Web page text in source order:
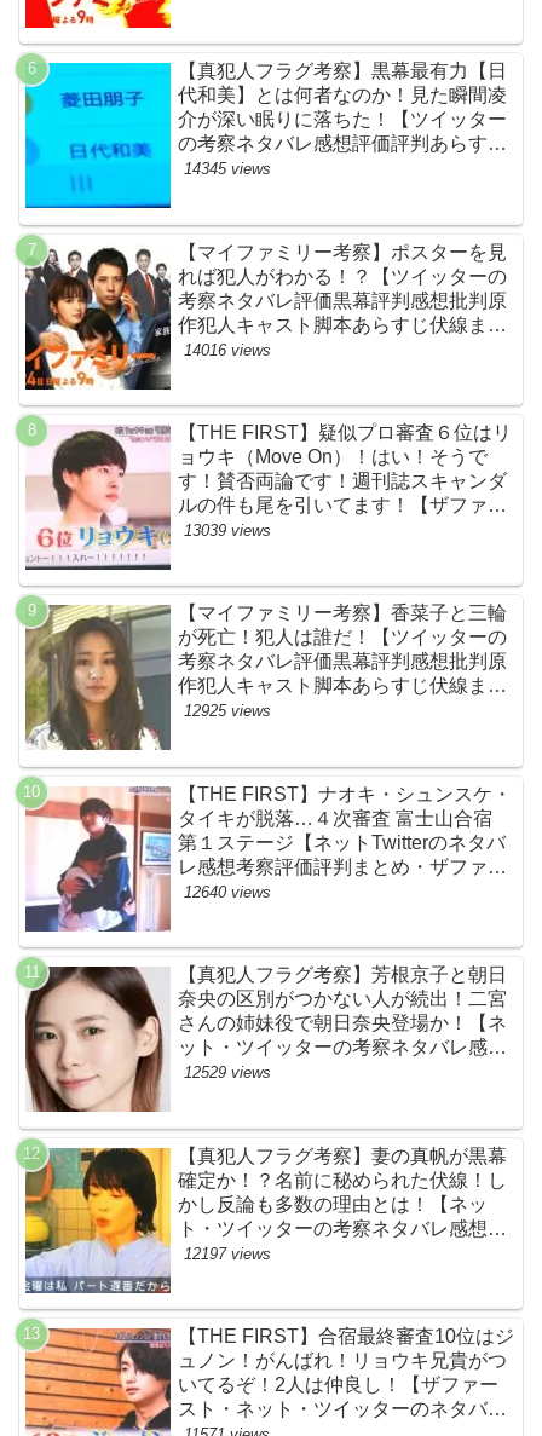
【真犯人フラグ考察】黒幕最有力【日
代和美】とは何者なのか！見た瞬間凌
介が深い眠りに落ちた！【ツイッター
の考察ネタバレ感想評価評判あらすじ
原作犯人キャスト黒幕伏線まとめ】
14345 views
【マイファミリー考察】ポスターを見
れば犯人がわかる！？【ツイッターの
考察ネタバレ評価黒幕評判感想批判原
作犯人キャスト脚本あらすじ伏線まと
め】
14016 views
【THE FIRST】疑似プロ審査６位はリ
ョウキ（Move On）！はい！そうで
す！賛否両論です！週刊誌スキャンダ
ルの件も尾を引いてます！【ザファー
スト・ネットのネタバレ感想考察まと
13039 views
【マイファミリー考察】香菜子と三輪
が死亡！犯人は誰だ！【ツイッターの
考察ネタバレ評価黒幕評判感想批判原
作犯人キャスト脚本あらすじ伏線まと
め】
12925 views
【THE FIRST】ナオキ・シュンスケ・
タイキが脱落…４次審査 富士山合宿
第１ステージ【ネットTwitterのネタバ
レ感想考察評価評判まとめ・ザファー
スト・スッキリ・BE:FIRST・ビーフ
12640 views
【真犯人フラグ考察】芳根京子と朝日
奈央の区別がつかない人が続出！二宮
さんの姉妹役で朝日奈央登場か！【ネ
ット・ツイッターの考察ネタバレ感想
評価評判あらすじ原作犯人キャスト黒
12529 views
【真犯人フラグ考察】妻の真帆が黒幕
確定か！？名前に秘められた伏線！し
かし反論も多数の理由とは！【ネッ
ト・ツイッターの考察ネタバレ感想評
価評判あらすじ原作犯人キャスト黒幕
12197 views
【THE FIRST】合宿最終審査10位はジ
ュノン！がんばれ！リョウキ兄貴がつ
いてるぞ！2人は仲良し！【ザファー
スト・ネット・ツイッターのネタバレ